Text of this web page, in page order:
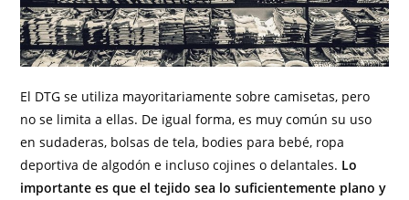
El DTG se utiliza mayoritariamente sobre camisetas, pero
no se limita a ellas. De igual forma, es muy común su uso
en sudaderas, bolsas de tela, bodies para bebé, ropa
deportiva de algodón e incluso cojines o delantales. Lo
importante es que el tejido sea lo suficientemente plano y